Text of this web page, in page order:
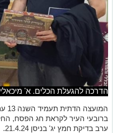
הדרכה להגעלת הכלים. א' מיכאלי
ברובעי העיר לקראת חג הפסח,
ערב בדיקת חמץ יג' בניסן 21.4.24
.